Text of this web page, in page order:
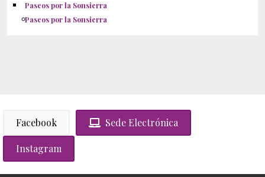
Paseos por la Sonsierra
Paseos por la Sonsierra
Facebook Sede Electrónica
Instagram